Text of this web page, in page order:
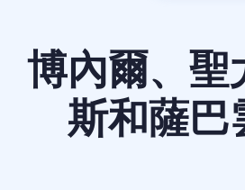
博內爾、聖
斯和薩巴